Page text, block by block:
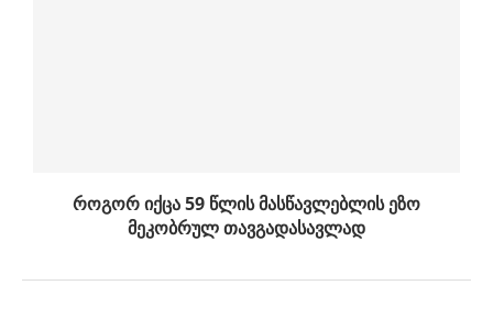
როგორ იქცა 59 წლის მასწავლებლის ეზო
მეკობრულ თავგადასავლად